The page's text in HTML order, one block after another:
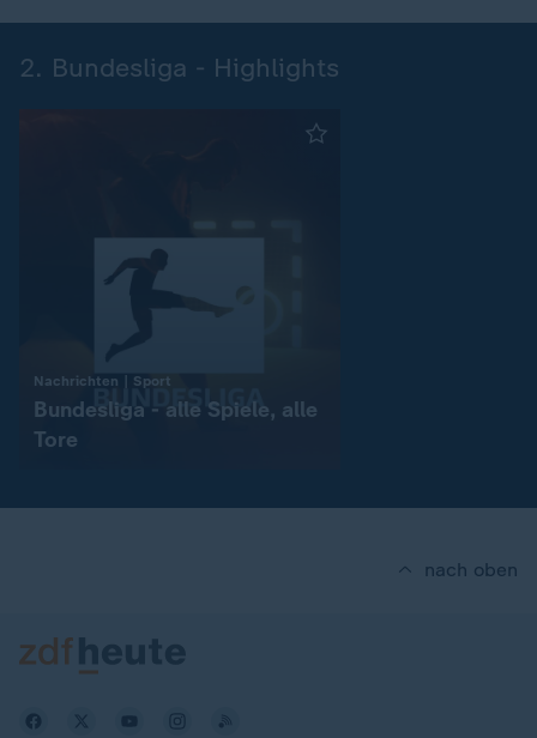
2. Bundesliga - Highlights
Nachrichten | Sport
Bundesliga - alle Spiele, alle
Tore
nach oben